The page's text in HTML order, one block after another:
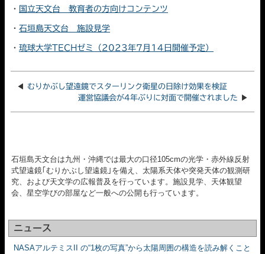
・ 国立天文台 教育者の方向けコンテンツ
・ 石垣島天文台 施設見学
・ 琉球大学TECHゼミ（2023年7月14日開催予定）
◀ むりかぶし望遠鏡でスターリンク衛星の日除け効果を検証
運営協議会が4年ぶりに対面で開催されました ▶
石垣島天文台は九州・沖縄では最大の口径105cmの光学・赤外線反射
式望遠鏡｢むりかぶし望遠鏡｣を備え、太陽系天体や突発天体の観測研
究、および天文学の広報普及を行っています。施設見学、天体観望
会、星空学びの部屋など一般への公開も行っています。
ニュース
NASAアルテミスII の“1枚の写真”から太陽周囲の構造を読み解くこと